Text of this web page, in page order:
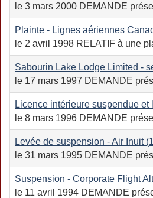
le 3 mars 2000 DEMANDE
Plainte - Lignes aériennes
le 2 avril 1998 RELATIF à une
Sabourin Lake Lodge Limited -
le 17 mars 1997 DEMANDE
Licence intérieure suspendue
le 8 mars 1996 DEMANDE
Levée de suspension - Air Inuit
le 31 mars 1995 DEMANDE
Suspension - Corporate Flight
le 11 avril 1994 DEMANDE